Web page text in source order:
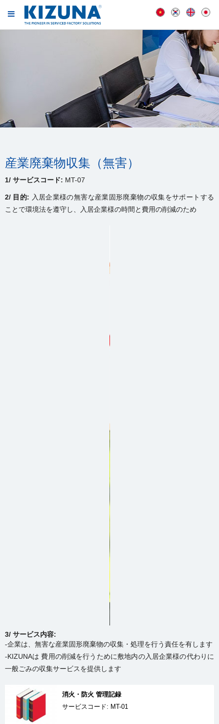
産業廃棄物収集（無害）
1/ サービスコード: MT-07
2/ 目的: 入居企業様の無害な産業固形廃棄物の収集をサポートする
ことで環境法を遵守し、入居企業様の時間と費用の削減のため
3/ サービス内容:
-企業は、無害な産業固形廃棄物の収集・処理を行う責任を有します
-KIZUNAは 費用の削減を行うために敷地内の入居企業様の代わりに
一般ごみの収集サービスを提供します
消火・防火 管理記録
サービスコード: MT-01